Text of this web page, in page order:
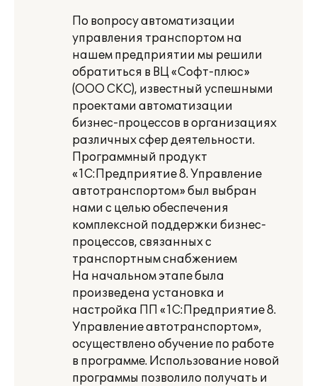
По вопросу автоматизации
управления транспортом на
нашем предприятии мы решили
обратиться в ВЦ «Софт-плюс»
(ООО СКС), известный успешными
проектами автоматизации
бизнес-процессов в организациях
различных сфер деятельности.
Программный продукт
«1С:Предприятие 8. Управление
автотранспортом» был выбран
нами с целью обеспечения
комплексной поддержки бизнес-
процессов, связанных с
транспортным снабжением
На начальном этапе была
произведена установка и
настройка ПП «1С:Предприятие 8.
Управление автотранспортом»,
осуществлено обучение по работе
в программе. Использование новой
программы позволило получать и